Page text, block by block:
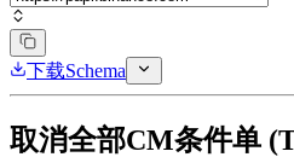
下载Schema
取消全部CM条件单